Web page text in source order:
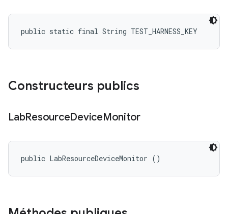
public static final String TEST_HARNESS_KEY
Constructeurs publics
LabResourceDeviceMonitor
public LabResourceDeviceMonitor ()